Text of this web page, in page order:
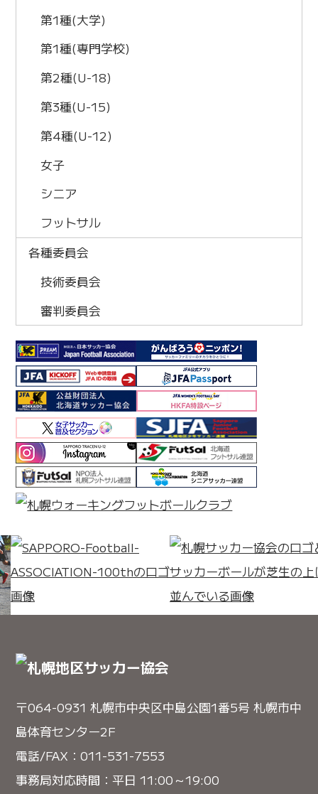
第1種(大学)
第1種(専門学校)
第2種(U-18)
第3種(U-15)
第4種(U-12)
女子
シニア
フットサル
各種委員会
技術委員会
審判委員会
〒064-0931 札幌市中央区中島公園1番5号 札幌市中
島体育センター2F
電話/FAX：011-531-7553
事務局対応時間：平日 11:00～19:00